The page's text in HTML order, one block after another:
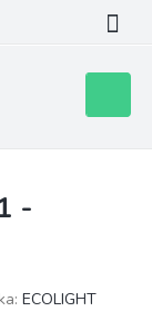
košík
-
ECOLIGHT